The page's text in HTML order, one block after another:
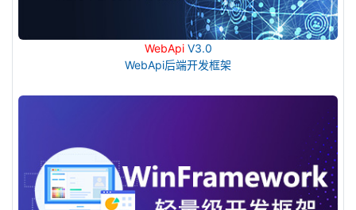
WebApiV3.0
WebApi后端开发框架